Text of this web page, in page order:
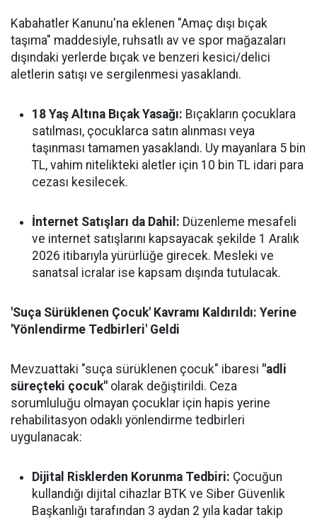
Kabahatler Kanunu'na eklenen "Amaç dışı bıçak
taşıma" maddesiyle, ruhsatlı av ve spor mağazaları
dışındaki yerlerde bıçak ve benzeri kesici/delici
aletlerin satışı ve sergilenmesi yasaklandı.
18 Yaş Altına Bıçak Yasağı: Bıçakların çocuklara
satılması, çocuklarca satın alınması veya
taşınması tamamen yasaklandı. Uy mayanlara 5 bin
TL, vahim nitelikteki aletler için 10 bin TL idari para
cezası kesilecek.
İnternet Satışları da Dahil: Düzenleme mesafeli
ve internet satışlarını kapsayacak şekilde 1 Aralık
2026 itibarıyla yürürlüğe girecek. Mesleki ve
sanatsal icralar ise kapsam dışında tutulacak.
'Suça Sürüklenen Çocuk' Kavramı Kaldırıldı: Yerine
'Yönlendirme Tedbirleri' Geldi
Mevzuattaki "suça sürüklenen çocuk" ibaresi "adli
süreçteki çocuk" olarak değiştirildi. Ceza
sorumluluğu olmayan çocuklar için hapis yerine
rehabilitasyon odaklı yönlendirme tedbirleri
uygulanacak:
Dijital Risklerden Korunma Tedbiri: Çocuğun
kullandığı dijital cihazlar BTK ve Siber Güvenlik
Başkanlığı tarafından 3 aydan 2 yıla kadar takip